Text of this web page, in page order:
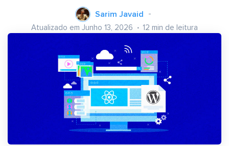
Sarim Javaid
Atualizado em Junho 13, 2026 12 min de leitura